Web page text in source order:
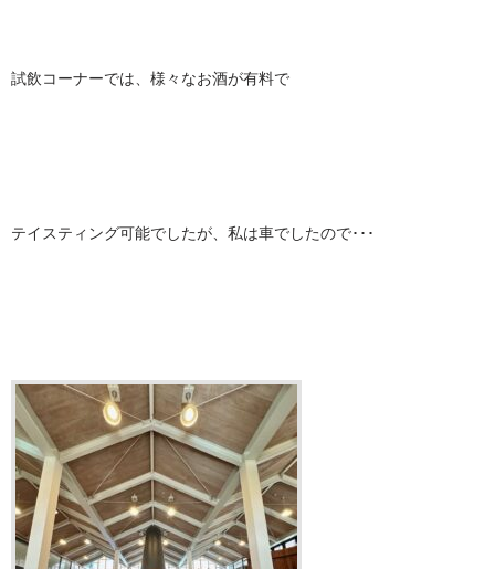
試飲コーナーでは、様々なお酒が有料で
テイスティング可能でしたが、私は車でしたので･･･